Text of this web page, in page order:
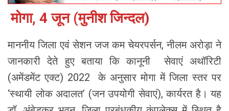
मोगा, 4 जून (मुनीश जिन्दल)
माननीय जिला एवं सेशन जज कम चेयरपर्सन, नीलम अरोड़ा ने
जानकारी देते हुए बताया कि कानूनी सेवाएं अथॉरिटी
(अमेंडमेंट एक्ट) 2022 के अनुसार मोगा में जिला स्तर पर
‘स्थायी लोक अदालत’ (जन उपयोगी सेवाएं), कार्यरत है। यह